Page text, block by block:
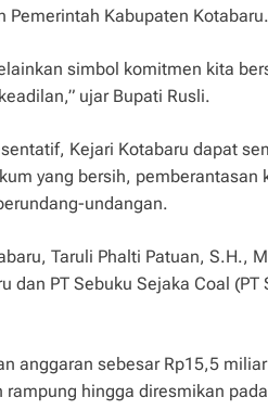
Pemerintah Kabupaten Kotabaru.
simbol komitmen kita
ujar Bupati Rusli.
Kejari Kotabaru dapat
yang bersih,
undangan.
Taruli Phalti Patuan, S.H.,
dan PT Sebuku Sejaka Coal
anggaran sebesar Rp15,5
hingga diresmikan